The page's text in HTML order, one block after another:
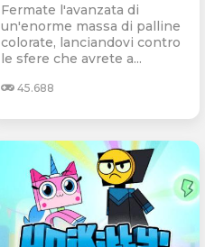
Fermate l'avanzata di
un'enorme massa di palline
colorate, lanciandovi contro
le sfere che avrete a...
45.688